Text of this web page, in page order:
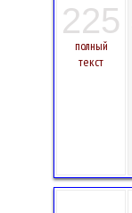
225
полный
текст